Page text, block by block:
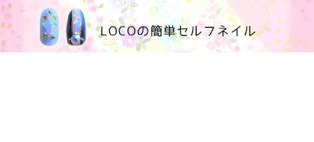
100均大好きママブログ